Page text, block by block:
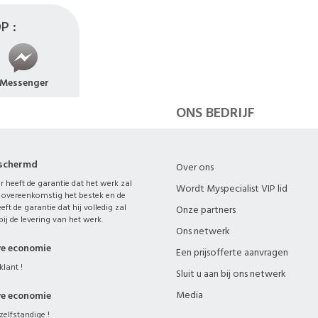
:
Messenger
heeft de garantie dat het werk zal
het bestek en de
de garantie dat hij volledig zal
de levering van het werk.
economie
!
economie
!
ONS BEDRIJF
Over ons
Wordt Myspecialist VIP lid
Onze partners
Ons netwerk
Een prijsofferte aanvragen
Sluit u aan bij ons netwerk
Media